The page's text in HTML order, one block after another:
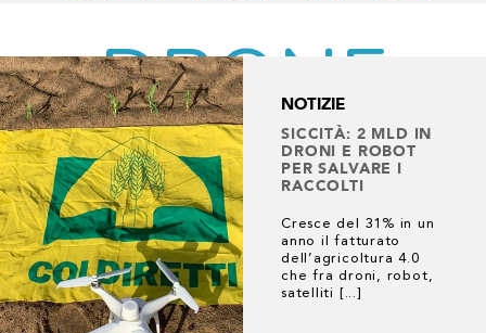
DRONE
1 risultato
NOTIZIE
SICCITÀ: 2 MLD IN
DRONI E ROBOT
PER SALVARE I
RACCOLTI
Cresce del 31% in un
anno il fatturato
dell’agricoltura 4.0
che fra droni, robot,
satelliti [...]